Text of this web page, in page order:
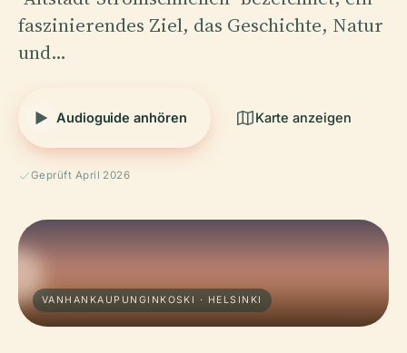
faszinierendes Ziel, das Geschichte, Natur
und…
Audioguide anhören Karte anzeigen
Geprüft April 2026
VANHANKAUPUNGINKOSKI · HELSINKI